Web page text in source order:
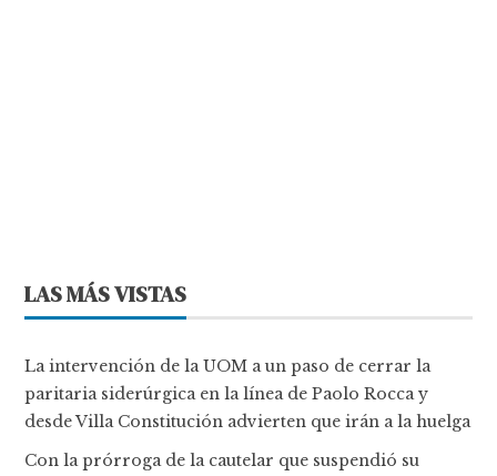
LAS MÁS VISTAS
La intervención de la UOM a un paso de cerrar la
paritaria siderúrgica en la línea de Paolo Rocca y
desde Villa Constitución advierten que irán a la huelga
Con la prórroga de la cautelar que suspendió su